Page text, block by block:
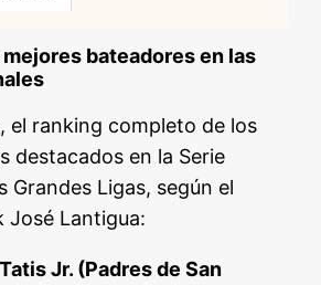
bateadores en las
el ranking completo de los
destacados en la Serie
Grandes Ligas, según el
José Lantigua:
Jr. (Padres de San